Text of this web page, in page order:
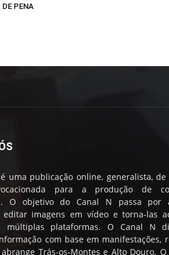
PENA
uma publicação online, generalista, de
para a produção de
O objetivo do Canal N passa por
imagens em vídeo e torna-las
múltiplas plataformas. O Canal N
com base em manifestações,
Trás-os-Montes e Alto Douro. O